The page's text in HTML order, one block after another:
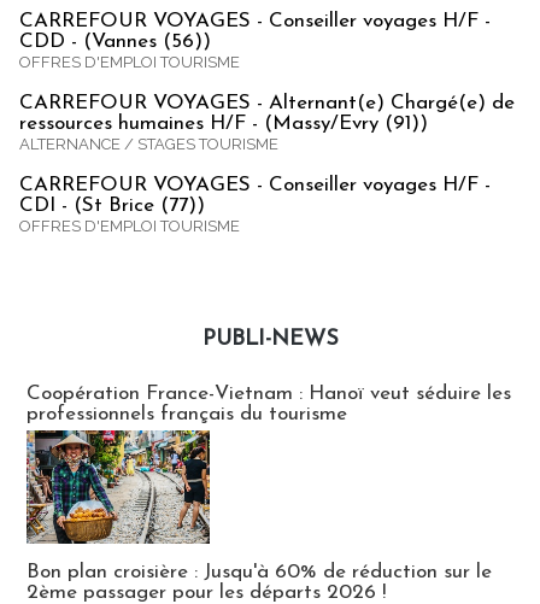
CARREFOUR VOYAGES - Conseiller voyages H/F -
CDD - (Vannes (56))
OFFRES D'EMPLOI TOURISME
CARREFOUR VOYAGES - Alternant(e) Chargé(e) de
ressources humaines H/F - (Massy/Evry (91))
ALTERNANCE / STAGES TOURISME
CARREFOUR VOYAGES - Conseiller voyages H/F -
CDI - (St Brice (77))
OFFRES D'EMPLOI TOURISME
PUBLI-NEWS
Coopération France-Vietnam : Hanoï veut séduire les
professionnels français du tourisme
Bon plan croisière : Jusqu'à 60% de réduction sur le
2ème passager pour les départs 2026 !